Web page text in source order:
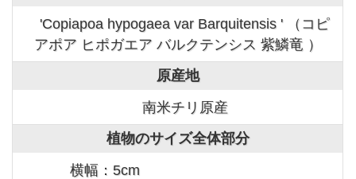
'Copiapoa hypogaea var Barquitensis ' （コピ
アポア ヒポガエア バルクテンシス 紫鱗竜 ）
原産地
南米チリ原産
植物のサイズ全体部分
横幅：5cm